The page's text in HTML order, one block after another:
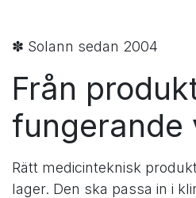
✽ Solann sedan 2004
Från
fungerande
Rätt medicinteknisk
lager. Den ska passa in i